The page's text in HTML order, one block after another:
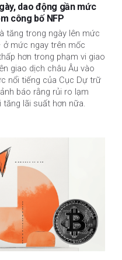
dao động gần mức
công bố NFP
tăng trong ngày lên mức
ở mức ngay trên mốc
hơn trong phạm vi giao
giao dịch châu Âu vào
nổi tiếng của Cục Dự trữ
báo rằng rủi ro lạm
lãi suất hơn nữa.